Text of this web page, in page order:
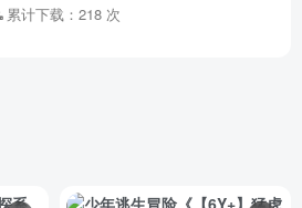
累计下载：218 次